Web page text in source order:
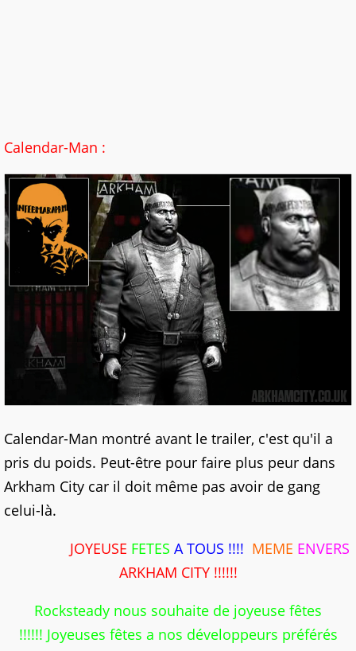
Calendar-Man :
Calendar-Man montré avant le trailer, c'est qu'il a
pris du poids. Peut-être pour faire plus peur dans
Arkham City car il doit même pas avoir de gang
celui-là.
JOYEUSE FETES A TOUS !!!! MEME ENVERS
ARKHAM CITY !!!!!!
Rocksteady nous souhaite de joyeuse fêtes
!!!!!! Joyeuses fêtes a nos développeurs préférés